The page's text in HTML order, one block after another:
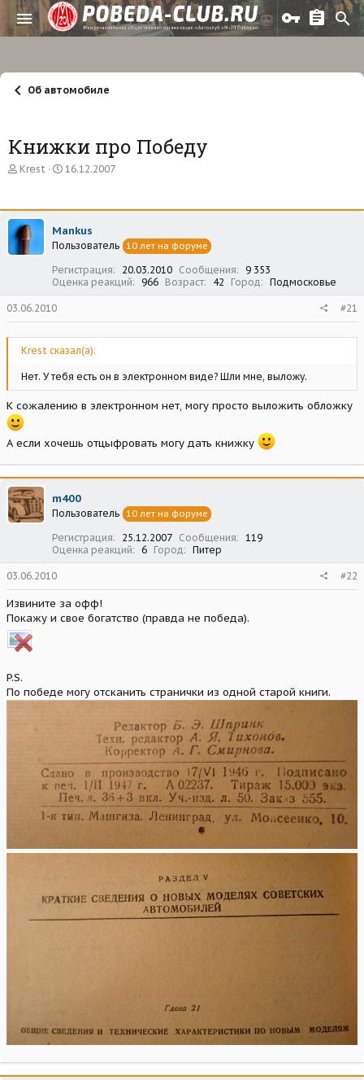
Об автомобиле
Книжки про Победу
А
о
р
т
е
Krest
Д
а
а
ч
л
а
16.12.2007
Mankus
Пользователь 10 лет на форуме
Регистрация 20.03.2010 Сообщения
9 353
Оценка реакций
966 Возраст 42 Город Подмосковье
03.06.2010 #21
Krest сказал(а):
Нет. У тебя есть он в электронном виде? Шли мне, выложу.
К сожалению в электронном нет, могу просто выложить обложку
А если хочешь отцыфровать могу дать книжку
m400
Пользователь 10 лет на форуме
Регистрация 25.12.2007 Сообщения
119
Оценка реакций
6 Город Питер
03.06.2010 #22
Извините за офф!
Покажу и свое богатство (правда не победа).
P.S.
По победе могу отсканить странички из одной старой книги.